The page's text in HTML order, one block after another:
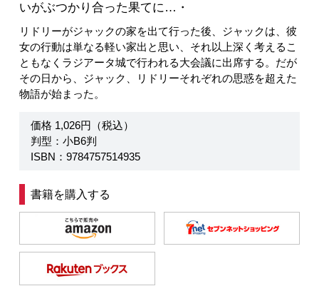
いがぶつかり合った果てに…・
リドリーがジャックの家を出て行った後、ジャックは、彼
女の行動は単なる軽い家出と思い、それ以上深く考えるこ
ともなくラジアータ城で行われる大会議に出席する。だが
その日から、ジャック、リドリーそれぞれの思惑を超えた
物語が始まった。
価格 1,026円（税込）
判型：小B6判
ISBN：9784757514935
書籍を購入する